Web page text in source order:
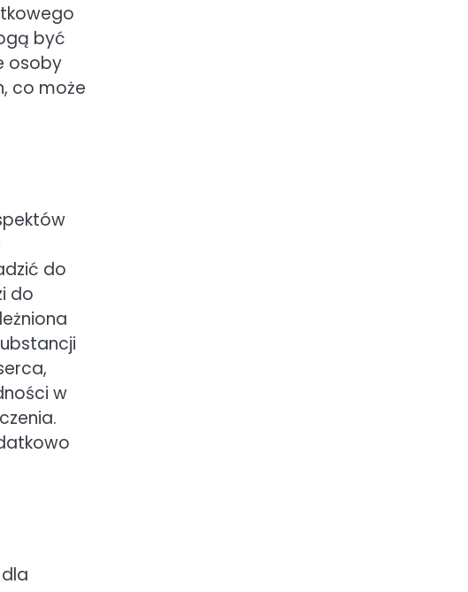
być
osoby
co może
do
do
w